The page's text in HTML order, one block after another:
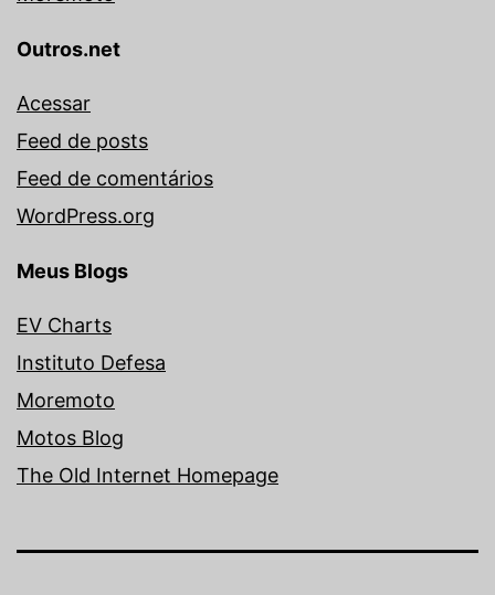
Outros.net
Acessar
Feed de posts
Feed de comentários
WordPress.org
Meus Blogs
EV Charts
Instituto Defesa
Moremoto
Motos Blog
The Old Internet Homepage